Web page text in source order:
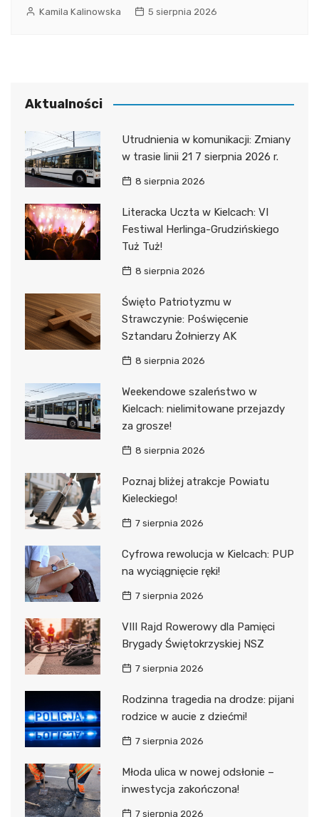
Kamila Kalinowska 5 sierpnia 2026
Aktualności
Utrudnienia w komunikacji: Zmiany
w trasie linii 21 7 sierpnia 2026 r.
8 sierpnia 2026
Literacka Uczta w Kielcach: VI
Festiwal Herlinga-Grudzińskiego
Tuż Tuż!
8 sierpnia 2026
Święto Patriotyzmu w
Strawczynie: Poświęcenie
Sztandaru Żołnierzy AK
8 sierpnia 2026
Weekendowe szaleństwo w
Kielcach: nielimitowane przejazdy
za grosze!
8 sierpnia 2026
Poznaj bliżej atrakcje Powiatu
Kieleckiego!
7 sierpnia 2026
Cyfrowa rewolucja w Kielcach: PUP
na wyciągnięcie ręki!
7 sierpnia 2026
VIII Rajd Rowerowy dla Pamięci
Brygady Świętokrzyskiej NSZ
7 sierpnia 2026
Rodzinna tragedia na drodze: pijani
rodzice w aucie z dziećmi!
7 sierpnia 2026
Młoda ulica w nowej odsłonie –
inwestycja zakończona!
7 sierpnia 2026